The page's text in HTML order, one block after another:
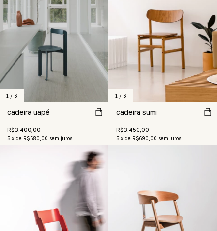
1 / 6
cadeira uapé
R$3.400,00
5 x de R$680,00 sem juros
1 / 6
cadeira sumi
R$3.450,00
5 x de R$690,00 sem juros